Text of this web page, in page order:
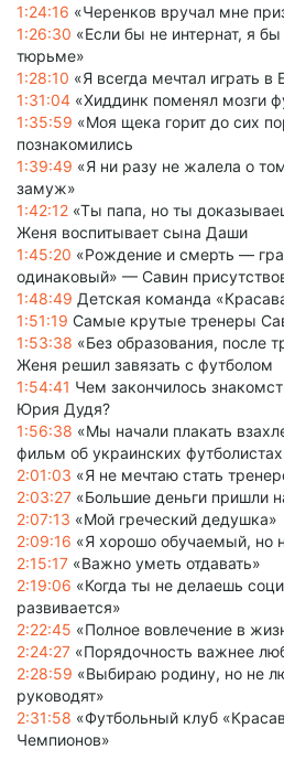
1:24:16 «Черенков вручал мне
1:26:30 «Если бы не интернат, я
тюрьме»
1:28:10 «Я всегда мечтал играть в
1:31:04 «Хиддинк поменял мозги
1:35:59 «Моя щека горит до сих
познакомились
1:39:49 «Я ни разу не жалела о
замуж»
1:42:12 «Ты папа, но ты
Женя воспитывает сына Даши
1:45:20 «Рождение и смерть —
одинаковый» — Савин
1:48:49 Детская команда
1:51:19 Самые крутые тренеры
1:53:38 «Без образования, после
Женя решил завязать с футболом
1:54:41 Чем закончилось
Юрия Дудя?
1:56:38 «Мы начали плакать
фильм об украинских футболистах
2:01:03 «Я не мечтаю стать
2:03:27 «Большие деньги пришли
2:07:13 «Мой греческий дедушка»
2:09:16 «Я хорошо обучаемый, но
2:15:17 «Важно уметь отдавать»
2:19:06 «Когда ты не делаешь
развивается»
2:22:45 «Полное вовлечение в
2:24:27 «Порядочность важнее
2:28:59 «Выбираю родину, но не
руководят»
2:31:58 «Футбольный клуб
Чемпионов»